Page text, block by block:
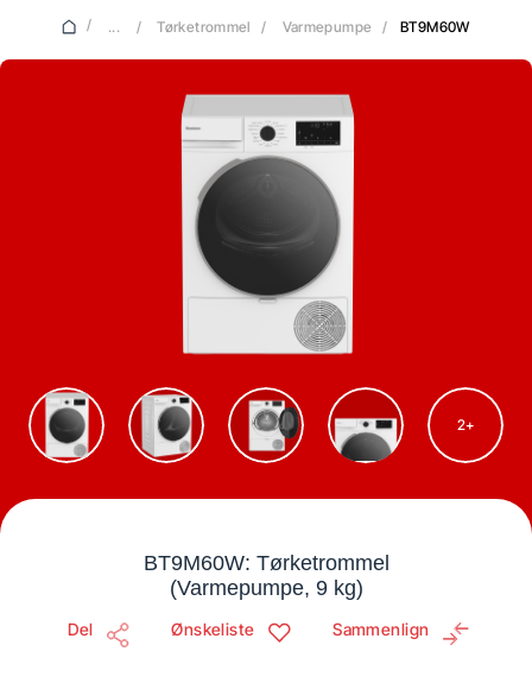
/ ... / Tørketrommel / Varmepumpe / BT9M60W
2
BT9M60W: Tørketrommel
(Varmepumpe, 9 kg)
Del Ønskeliste Sammenlign